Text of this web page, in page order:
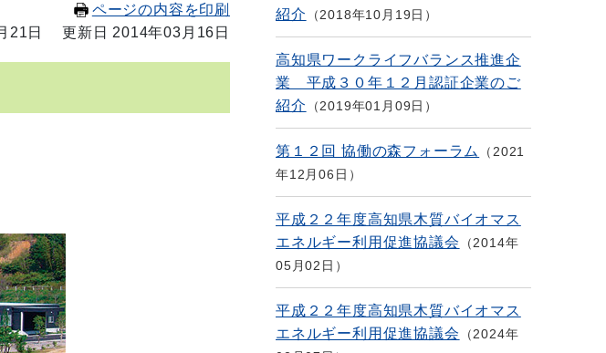
ページの内容を印刷
21日
更新日 2014年03月16日
紹介
2018年10月19日
高知県ワークライフバランス推進企
業 平成３０年１２月認証企業のご
紹介
2019年01月09日
第１２回 協働の森フォーラム
2021
年12月06日
平成２２年度高知県木質バイオマス
エネルギー利用促進協議会
2014年
05月02日
平成２２年度高知県木質バイオマス
エネルギー利用促進協議会
2024年